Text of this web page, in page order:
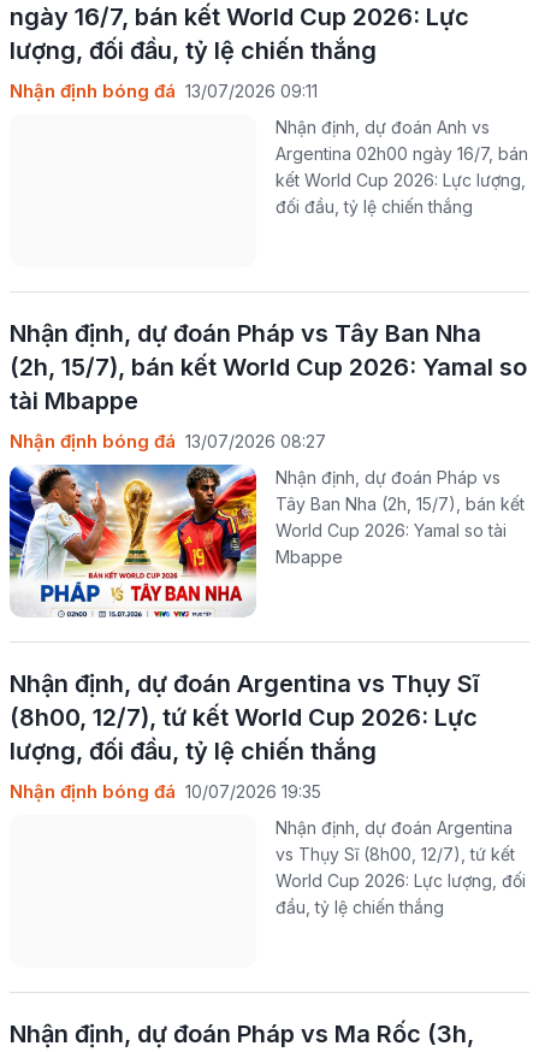
ngày 16/7, bán kết World Cup 2026: Lực
lượng, đối đầu, tỷ lệ chiến thắng
Nhận định bóng đá 13/07/2026 09:11
Nhận định, dự đoán Anh vs
Argentina 02h00 ngày 16/7, bán
kết World Cup 2026: Lực lượng,
đối đầu, tỷ lệ chiến thắng
Nhận định, dự đoán Pháp vs Tây Ban Nha
(2h, 15/7), bán kết World Cup 2026: Yamal so
tài Mbappe
Nhận định bóng đá 13/07/2026 08:27
Nhận định, dự đoán Pháp vs
Tây Ban Nha (2h, 15/7), bán kết
World Cup 2026: Yamal so tài
Mbappe
Nhận định, dự đoán Argentina vs Thụy Sĩ
(8h00, 12/7), tứ kết World Cup 2026: Lực
lượng, đối đầu, tỷ lệ chiến thắng
Nhận định bóng đá 10/07/2026 19:35
Nhận định, dự đoán Argentina
vs Thụy Sĩ (8h00, 12/7), tứ kết
World Cup 2026: Lực lượng, đối
đầu, tỷ lệ chiến thắng
Nhận định, dự đoán Pháp vs Ma Rốc (3h,